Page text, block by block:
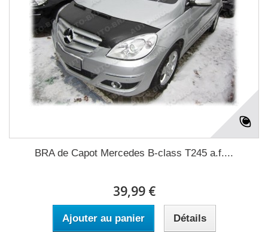
BRA de Capot Mercedes B-class T245 a.f....
39,99 €
Ajouter au panier Détails